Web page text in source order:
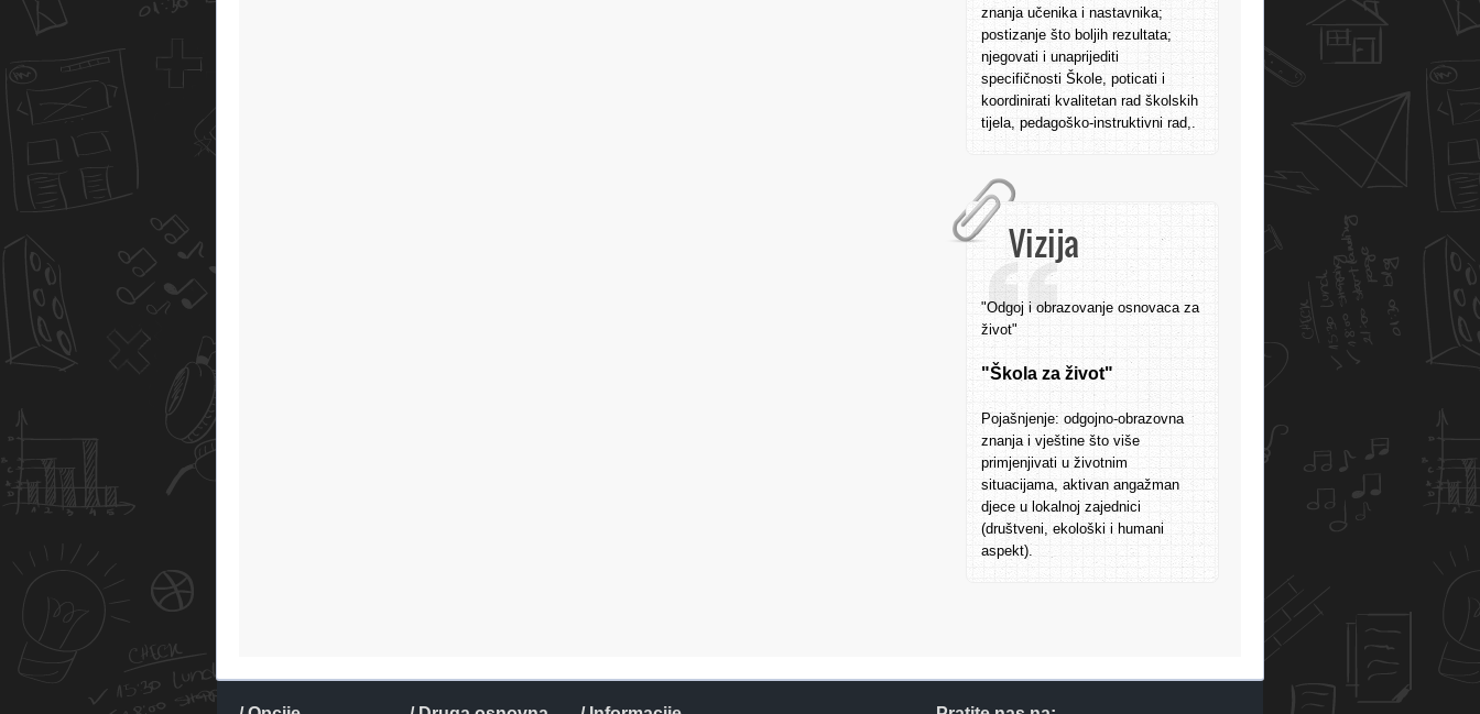
znanja učenika i nastavnika;
postizanje što boljih rezultata;
njegovati i unaprijediti
specifičnosti Škole, poticati i
koordinirati kvalitetan rad školskih
tijela, pedagoško-instruktivni rad,.
Vizija
"Odgoj i obrazovanje osnovaca za
život"
"Škola za život"
Pojašnjenje: odgojno-obrazovna
znanja i vještine što više
primjenjivati u životnim
situacijama, aktivan angažman
djece u lokalnoj zajednici
(društveni, ekološki i humani
aspekt).